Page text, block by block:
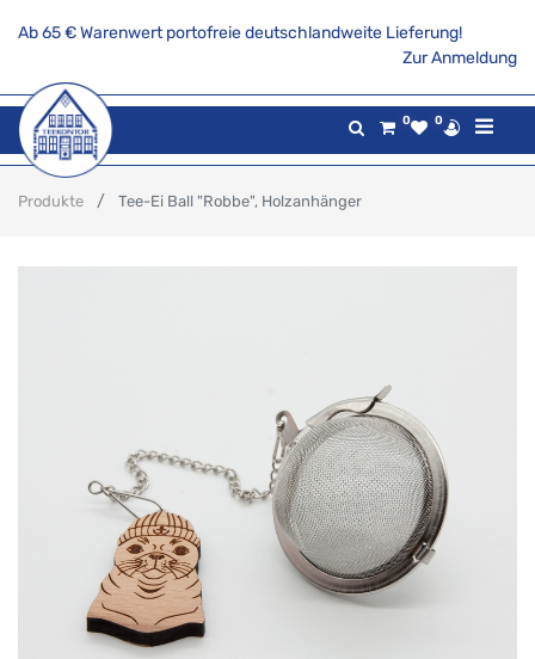
Ab 65 € Warenwert portofreie deutschlandweite Lieferung!
Zur Anmeldung
0 0
Produkte Tee-Ei Ball "Robbe", Holzanhänger